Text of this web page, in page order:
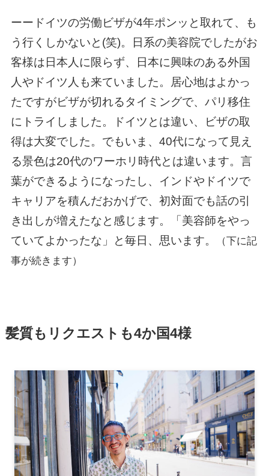
ーードイツの労働ビザが4年ポンッと取れて、も
う行くしかないと(笑)。日系の美容院でしたがお
客様は日本人に限らず、日本に興味のある外国
人やドイツ人も来ていました。居心地はよかっ
たですがビザが切れるタイミングで、パリ移住
にトライしました。ドイツとは違い、ビザの取
得は大変でした。でもいま、40代になって見え
る景色は20代のワーホリ時代とは違います。言
葉ができるようになったし、インドやドイツで
キャリアを積んだおかげで、初対面でも話の引
き出しが増えたなと感じます。「美容師をやっ
ていてよかったな」と毎日、思います。
（下に記
事が続きます）
髪質もリクエストも4か国4様